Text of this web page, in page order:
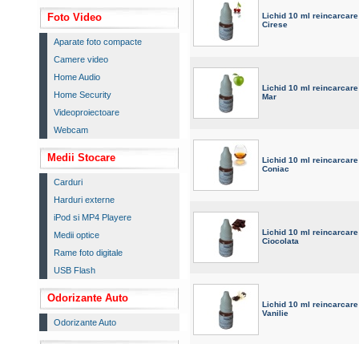
Foto Video
Aparate foto compacte
Camere video
Home Audio
Home Security
Videoproiectoare
Webcam
Medii Stocare
Carduri
Harduri externe
iPod si MP4 Playere
Medii optice
Rame foto digitale
USB Flash
Odorizante Auto
Odorizante Auto
Lichid 10 ml
Cirese
Lichid 10 ml
Mar
Lichid 10 ml
Coniac
Lichid 10 ml
Ciocolata
Lichid 10 ml
Vanilie